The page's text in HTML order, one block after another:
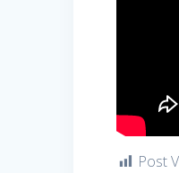
Post